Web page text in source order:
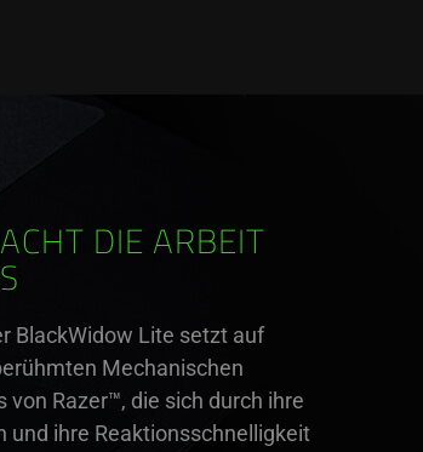
DIE ARBEIT
BlackWidow Lite setzt auf
Mechanischen
von Razer™, die sich durch ihre
und ihre Reaktionsschnelligkeit